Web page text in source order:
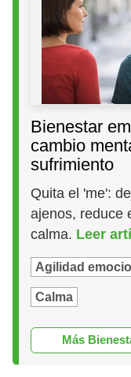
Bienestar
cambio
sufrimiento
Quita el 'me':
ajenos, reduce
calma. Leer
Agilidad
Calma
Más